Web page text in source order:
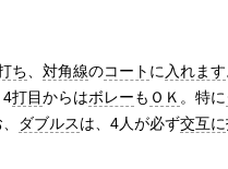
ち 対角線のコート に 入れます
4打目からはボレーも ＯＫ 。特に
ダブルスは、4人が必ず交互に